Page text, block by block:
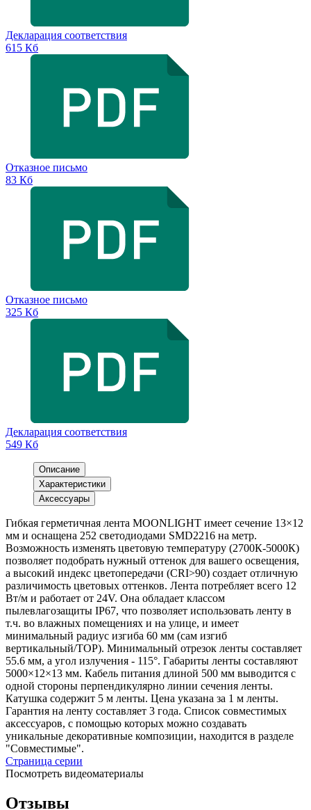
Декларация соответствия
615 Кб
Отказное письмо
83 Кб
Отказное письмо
325 Кб
Декларация соответствия
549 Кб
Описание
Характеристики
Аксессуары
Гибкая герметичная лента MOONLIGHT имеет сечение 13×12
мм и оснащена 252 светодиодами SMD2216 на метр.
Возможность изменять цветовую температуру (2700К-5000К)
позволяет подобрать нужный оттенок для вашего освещения,
а высокий индекс цветопередачи (CRI>90) создает отличную
различимость цветовых оттенков. Лента потребляет всего 12
Вт/м и работает от 24V. Она обладает классом
пылевлагозащиты IP67, что позволяет использовать ленту в
т.ч. во влажных помещениях и на улице, и имеет
минимальный радиус изгиба 60 мм (сам изгиб
вертикальный/TOP). Минимальный отрезок ленты составляет
55.6 мм, а угол излучения - 115°. Габариты ленты составляют
5000×12×13 мм. Кабель питания длиной 500 мм выводится с
одной стороны перпендикулярно линии сечения ленты.
Катушка содержит 5 м ленты. Цена указана за 1 м ленты.
Гарантия на ленту составляет 3 года. Список совместимых
аксессуаров, с помощью которых можно создавать
уникальные декоративные композиции, находится в разделе
"Совместимые".
Страница серии
Посмотреть видеоматериалы
Отзывы